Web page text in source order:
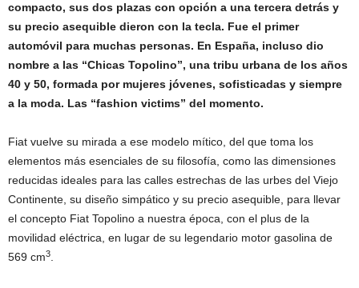
compacto, sus dos plazas con opción a una tercera detrás y
su precio asequible dieron con la tecla. Fue el primer
automóvil para muchas personas. En España, incluso dio
nombre a las “Chicas Topolino”, una tribu urbana de los años
40 y 50, formada por mujeres jóvenes, sofisticadas y siempre
a la moda. Las “fashion victims” del momento.
Fiat vuelve su mirada a ese modelo mítico, del que toma los
elementos más esenciales de su filosofía, como las dimensiones
reducidas ideales para las calles estrechas de las urbes del Viejo
Continente, su diseño simpático y su precio asequible, para llevar
el concepto Fiat Topolino a nuestra época, con el plus de la
movilidad eléctrica, en lugar de su legendario motor gasolina de
569 cm3.